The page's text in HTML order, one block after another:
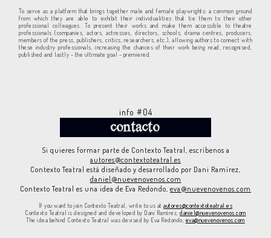
To serve as a platform that brings together male and female playwrights: a common ground
from which they are able to exhibit their individualities that tie them to their other
professional colleagues. To present their works and make them accessible to theatre
professionals (companies, actors, actresses, directors, schools, drama centres, producers,
members of the press, publishers, critics, researchers, etc.), allowing authors to connect with
these industry professionals, increasing the chances of their work being read, recognised,
published and lastly - the ultimate goal - premiered.
info #04
Si quieres formar parte de Contexto Teatral, escríbenos a
autores@contextoteatral.es
Contexto Teatral está diseñado y desarrollado por Dani Ramírez,
daniel@nuevenovenos.com
Contexto Teatral es una idea de Eva Redondo, eva@nuevenovenos.com
If you want to join Contexto Teatral, write to us atautores@contextoteatral.es
Contexto Teatral is designed and developed by Dani Ramírez,daniel@nuevenovenos.com
The idea behind Contexto Teatral was devised by Eva Redondo, eva@nuevenovenos.com